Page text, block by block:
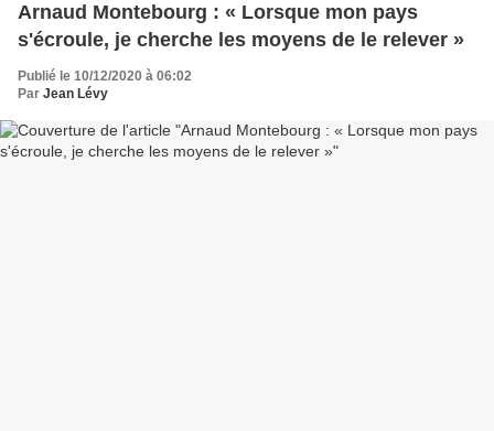
Arnaud Montebourg : « Lorsque mon pays
s'écroule, je cherche les moyens de le relever »
Publié le 10/12/2020 à 06:02
Par Jean Lévy